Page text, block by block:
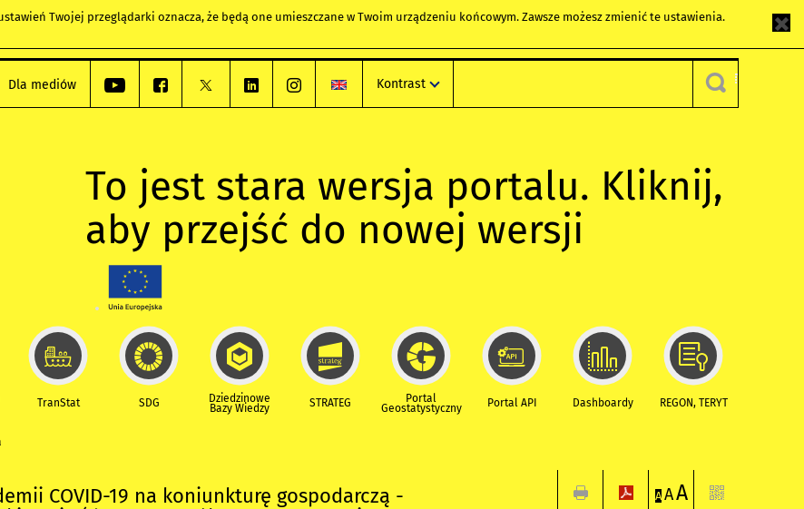
Twojej przeglądarki oznacza, że będą one umieszczane w Twoim urządzeniu końcowym. Zawsze możesz zmienić te ustawienia.
Dla mediów Kontrast
To jest stara wersja portalu. Kliknij,
aby przejść do nowej wersji
TranStat SDG Dziedzinowe
Bazy Wiedzy STRATEG Portal
Geostatystyczny Portal API Dashboardy REGON, TERYT
COVID-19 na koniunkturę gospodarczą -
A AA